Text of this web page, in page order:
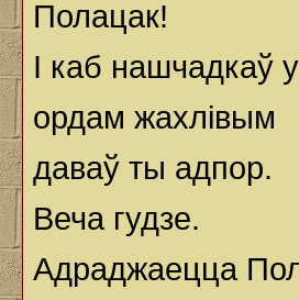
Полацак!
І каб нашчадкаў
ордам жахлівым
даваў ты адпор.
Веча гудзе.
Адраджаецца